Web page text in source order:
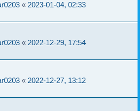
« 2023-01-04, 02:33
« 2022-12-29, 17:54
« 2022-12-27, 13:12